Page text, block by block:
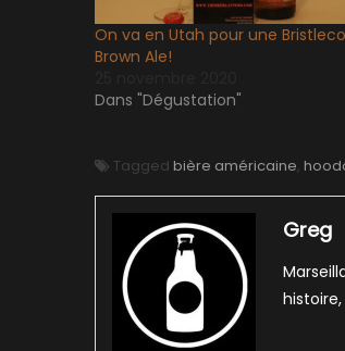
On va en Utah pour une
Brown Ale!
Dans "Dégustation"
Tagged bière américaine,
Greg